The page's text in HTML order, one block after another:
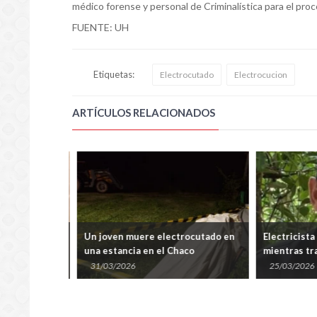
médico forense y personal de Criminalística para el
FUENTE: UH
Etiquetas: Electrocutado Electrocucion
ARTÍCULOS RELACIONADOS
Un joven muere electrocutado en
una estancia en el Chaco
31/03/2026
Electricista
mientras
tensión en
25/03/2026